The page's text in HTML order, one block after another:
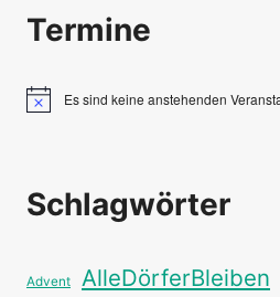
Termine
HinweisEs sind keine anstehenden
Schlagwörter
Advent AlleDörferBleiben